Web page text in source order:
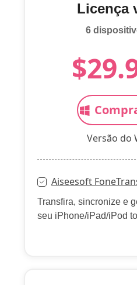
Licença
6
Versão do
Aiseesoft
Transfira, sincronize e
seu iPhone/iPad/iPod